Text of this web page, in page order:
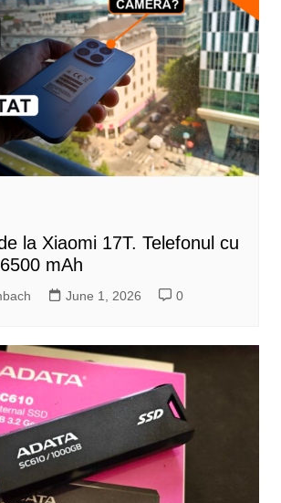
la Xiaomi 17T. Telefonul cu
mAh
June 1, 2026 0